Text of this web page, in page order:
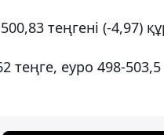
теңгені (-4,97)
еуро 498-503,5